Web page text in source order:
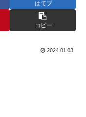
はてブ
コピー
2024.01.03